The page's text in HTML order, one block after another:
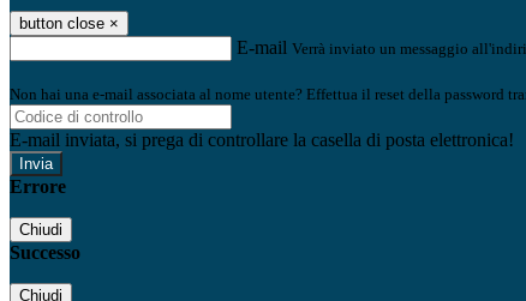
button close ×
E-mail Verrà inviato un messaggio
Non hai una e-mail associata al nome utente? Effettua il reset della password
E-mail inviata, si prega di controllare la casella di posta elettronica!
Errore
Chiudi
Successo
Chiudi